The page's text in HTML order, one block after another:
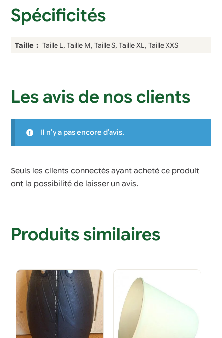
Spécificités
Taille Taille L, Taille M, Taille S, Taille XL, Taille XXS
Les avis de nos clients
Il n’y a pas encore d’avis.
Seuls les clients connectés ayant acheté ce produit
ont la possibilité de laisser un avis.
Produits similaires